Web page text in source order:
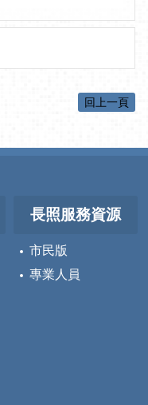
回上一頁
長照服務資源
市民版
專業人員